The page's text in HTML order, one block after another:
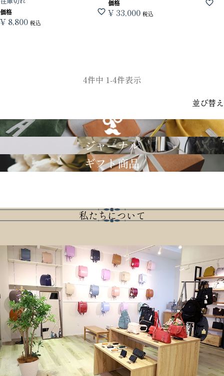
価格
¥ 8,800 税込
価格
¥ 33,000 税込
並び替え
4件中 1-4件表示
GRIMM LAB
ジャーナル
ギフト商品
私たちについて